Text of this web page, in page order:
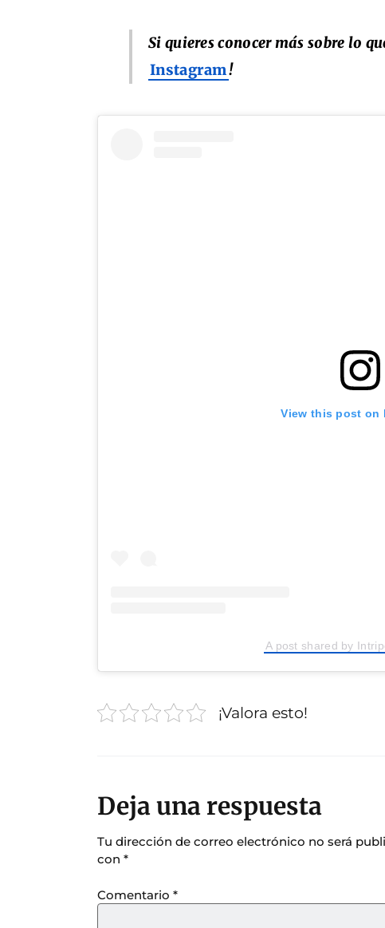
Si quieres conocer más sobre lo
Instagram!
View this post on
A post shared by
¡Valora esto!
Deja una respuesta
Tu dirección de correo electrónico no será
con *
Comentario *